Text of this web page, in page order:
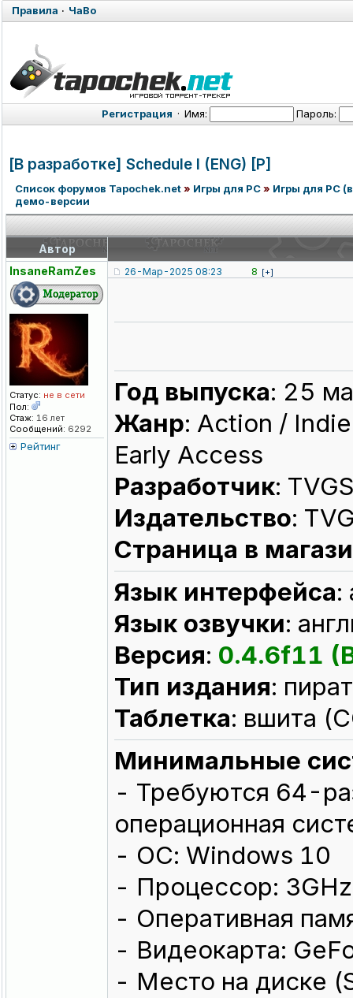
Правила · ЧаВо
Регистрация · Имя: Пароль:
[В разработке] Schedule I (ENG) [P]
Список форумов Tapochek.net» Игры для PC» Игры для PC
демо-версии
Автор
InsaneRamZes
Статус: не в сети
Пол:
Стаж: 16 лет
Сообщений: 6292
Рейтинг
26-Мар-2025 08:23 8 [+]
Год выпуска: 25
Жанр: Action /
Early Access
Разработчик:
Издательство:
Страница в
Язык интерфейса:
Язык озвучки:
Версия: 0.4.6f11
Тип издания:
Таблeтка: вшита
Минимальные
- Требуются 64-
операционная
- ОС: Windows 10
- Процессор:
- Оперативная
- Видеокарта:
- Место на диске